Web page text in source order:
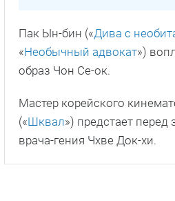
Пак Ын-бин («Дива с
«Необычный адвокат»)
образ Чон Се-ок.
Мастер корейского
(«Шквал») предстает перед
врача-гения Чхве Док-хи.